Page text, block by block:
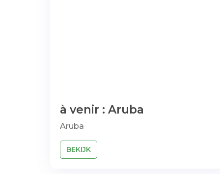
à venir : Aruba
Aruba
BEKIJK